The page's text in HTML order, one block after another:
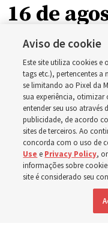
16 de
líderes
12-14,
42?
O guia de estudo
Aviso de cookie
Este site utiliza cookies e
tags etc.), pertencentes
se limitando ao Pixel da
sua experiência, otimizar
entender seu uso através
publicidade, de acordo
sites de terceiros. Ao
concorda com o uso de
Use e Privacy Policy,
informações sobre
site é considerado seu